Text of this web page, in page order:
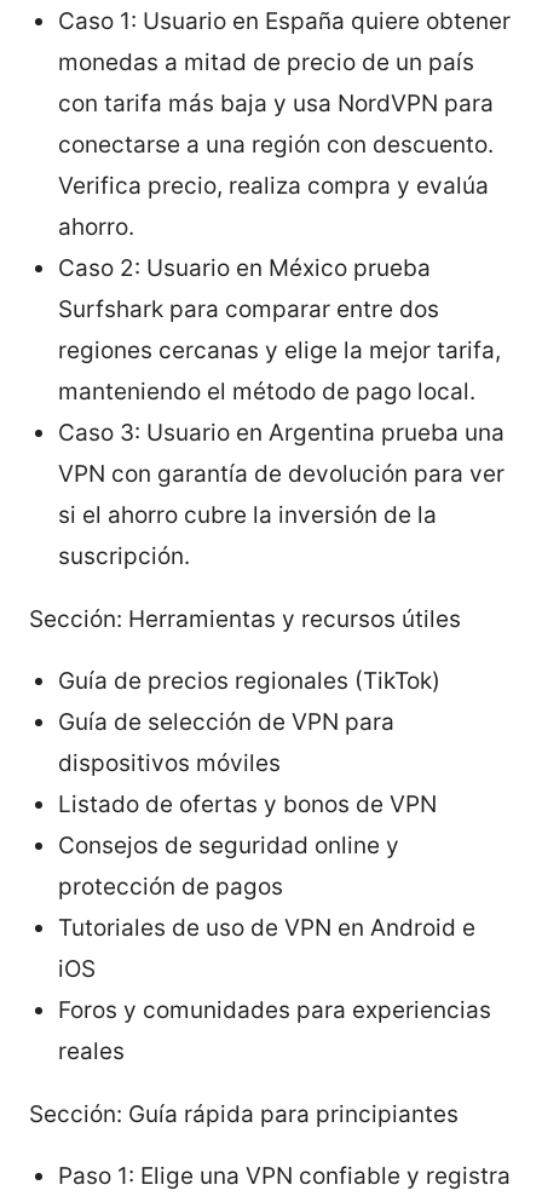
Caso 1: Usuario en España quiere obtener
monedas a mitad de precio de un país
con tarifa más baja y usa NordVPN para
conectarse a una región con descuento.
Verifica precio, realiza compra y evalúa
ahorro.
Caso 2: Usuario en México prueba
Surfshark para comparar entre dos
regiones cercanas y elige la mejor tarifa,
manteniendo el método de pago local.
Caso 3: Usuario en Argentina prueba una
VPN con garantía de devolución para ver
si el ahorro cubre la inversión de la
suscripción.
Sección: Herramientas y recursos útiles
Guía de precios regionales (TikTok)
Guía de selección de VPN para
dispositivos móviles
Listado de ofertas y bonos de VPN
Consejos de seguridad online y
protección de pagos
Tutoriales de uso de VPN en Android e
iOS
Foros y comunidades para experiencias
reales
Sección: Guía rápida para principiantes
Paso 1: Elige una VPN confiable y registra